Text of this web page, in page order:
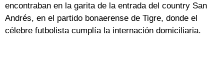
encontraban en la garita de la entrada del country San
Andrés, en el partido bonaerense de Tigre, donde el
célebre futbolista cumplía la internación domiciliaria.